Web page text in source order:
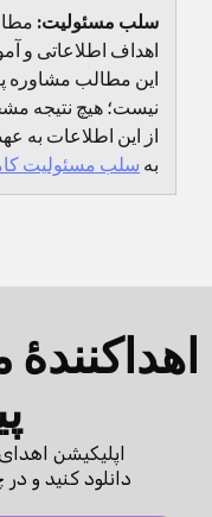
دردهایی که بهتر
باید بررسی شوند.
سلب مسئولیت:
اهداف اطلاعاتی و
این مطالب مشاوره
نیست؛ هیچ نتیجه
از این اطلاعات به
بهسلب مسئولیت
دانلود کنید و